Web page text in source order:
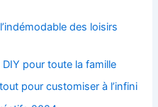
des loisirs
pour toute la famille
pour customiser à l’infini